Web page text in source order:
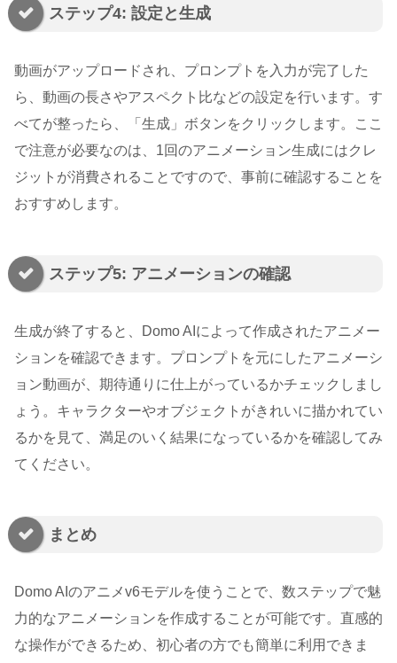
ステップ4: 設定と生成
動画がアップロードされ、プロンプトを入力が完了した
ら、動画の長さやアスペクト比などの設定を行います。す
べてが整ったら、「生成」ボタンをクリックします。ここ
で注意が必要なのは、1回のアニメーション生成にはクレ
ジットが消費されることですので、事前に確認することを
おすすめします。
ステップ5: アニメーションの確認
生成が終了すると、Domo AIによって作成されたアニメー
ションを確認できます。プロンプトを元にしたアニメーシ
ョン動画が、期待通りに仕上がっているかチェックしまし
ょう。キャラクターやオブジェクトがきれいに描かれてい
るかを見て、満足のいく結果になっているかを確認してみ
てください。
まとめ
Domo AIのアニメv6モデルを使うことで、数ステップで魅
力的なアニメーションを作成することが可能です。直感的
な操作ができるため、初心者の方でも簡単に利用できま